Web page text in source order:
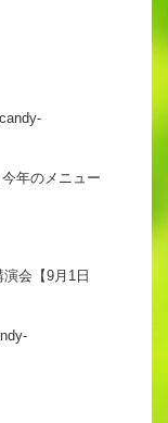
年のメニュー
会【9月1日
入試験募集要項